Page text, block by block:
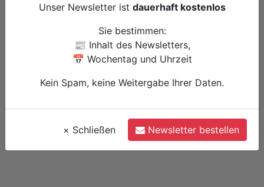
Unser Newsletter ist dauerhaft kostenlos
Sie bestimmen:
📰 Inhalt des Newsletters,
📅 Wochentag und Uhrzeit
Kein Spam, keine Weitergabe Ihrer Daten.
× Schließen Newsletter bestellen